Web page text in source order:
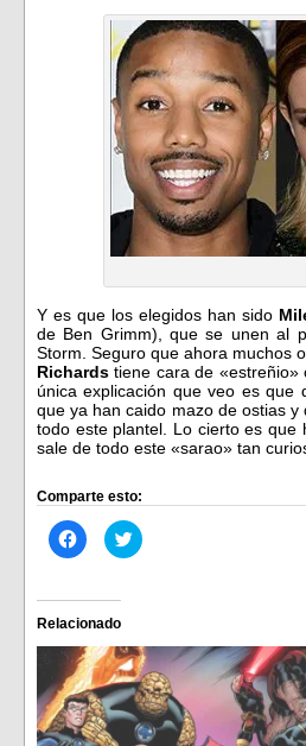
Y es que los elegidos han sido
de Ben Grimm), que se unen al
Storm. Seguro que ahora muchos
Richards tiene cara de
única explicación que veo es
que ya han caido mazo de ostias
todo este plantel. Lo cierto es
sale de todo este «sarao» tan
Comparte esto:
Haz
clic
Facebook
(Se
abre
en
una
ventana
nueva)
Haz
clic
en
una
ventana
nueva)
Relacionado